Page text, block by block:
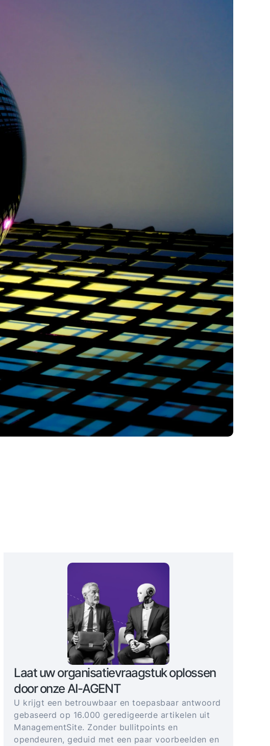
Laat uw organisatievraagstuk oplossen
door onze AI-AGENT
U krijgt een betrouwbaar en toepasbaar antwoord
gebaseerd op 16.000 geredigeerde artikelen uit
ManagementSite. Zonder bullitpoints en
opendeuren, geduid met een paar voorbeelden en